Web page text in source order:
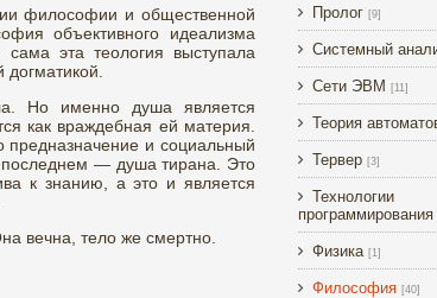
философии и общественной
объективного идеализма
сама эта теология выступала
Но именно душа является
как враждебная ей материя.
предназначение и социальный
— душа тирана. Это
к знанию, а это и является
вечна, тело же смертно.
Пролог [9]
Системный
Сети ЭВМ [11]
Теория
Тервер [3]
Технологии
программирования
Физика [1]
Философия [40]